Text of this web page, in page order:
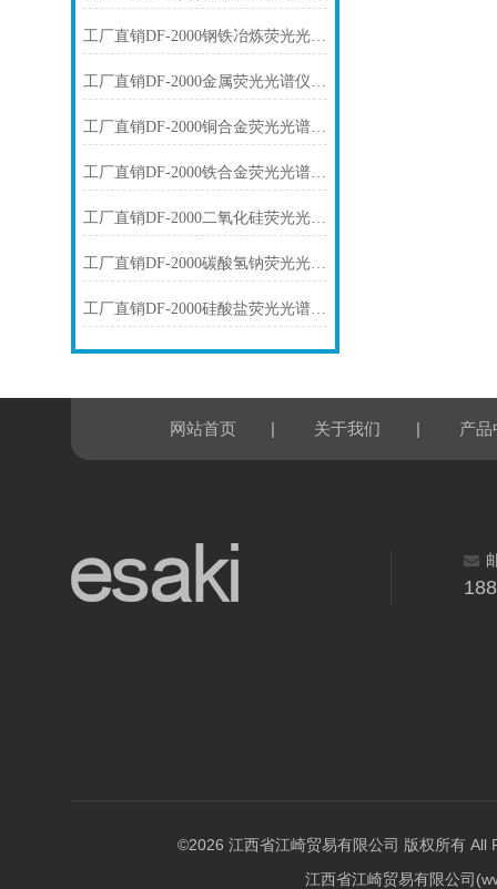
工厂直销DF-2000钢铁冶炼荧光光谱仪技术参数
工厂直销DF-2000金属荧光光谱仪技术参数
工厂直销DF-2000铜合金荧光光谱仪技术参数
工厂直销DF-2000铁合金荧光光谱仪技术参数
工厂直销DF-2000二氧化硅荧光光谱仪技术参数
工厂直销DF-2000碳酸氢钠荧光光谱仪技术参数
工厂直销DF-2000硅酸盐荧光光谱仪技术参数
网站首页 | 关于我们 | 产品
©2026 江西省江崎贸易有限公司 版权所有 All
江西省江崎贸易有限公司